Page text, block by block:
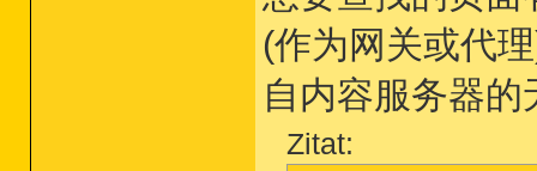
(作为网关或代
自内容服务器的
Zitat: